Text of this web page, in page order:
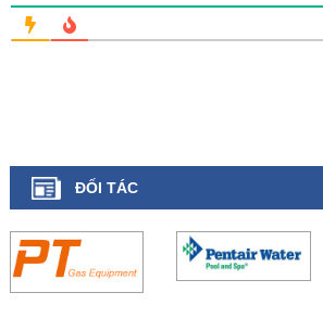
ĐỐI TÁC